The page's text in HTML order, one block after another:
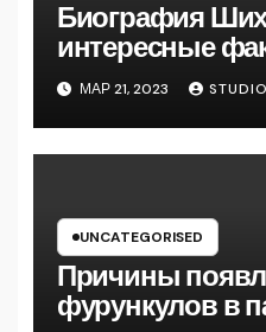
Биография
интересные
и путь к успеху
МАР 21, 2023
UNCATEGORISED
Причины
фурункулов в